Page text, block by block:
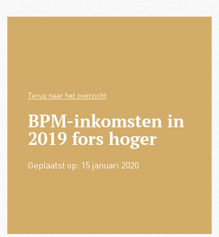
Terug naar het overzicht
BPM-inkomsten in
2019 fors hoger
Geplaatst op: 15 januari 2020